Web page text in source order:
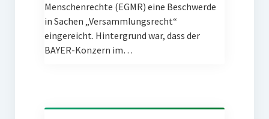
Menschenrechte (EGMR) eine Beschwerde
in Sachen „Versammlungsrecht“
eingereicht. Hintergrund war, dass der
BAYER-Konzern im…